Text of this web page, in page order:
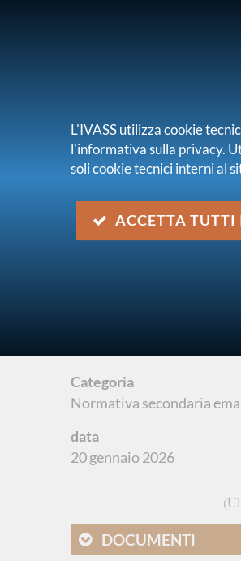
Autorizzazione alla
Categoria
Normativa secondaria
data
20 gennaio 2026
DOCUMENTI
L'IVASS utilizza cookie
l'informativa sulla privacy.
soli cookie tecnici interni al
ACCETTA TUTTI